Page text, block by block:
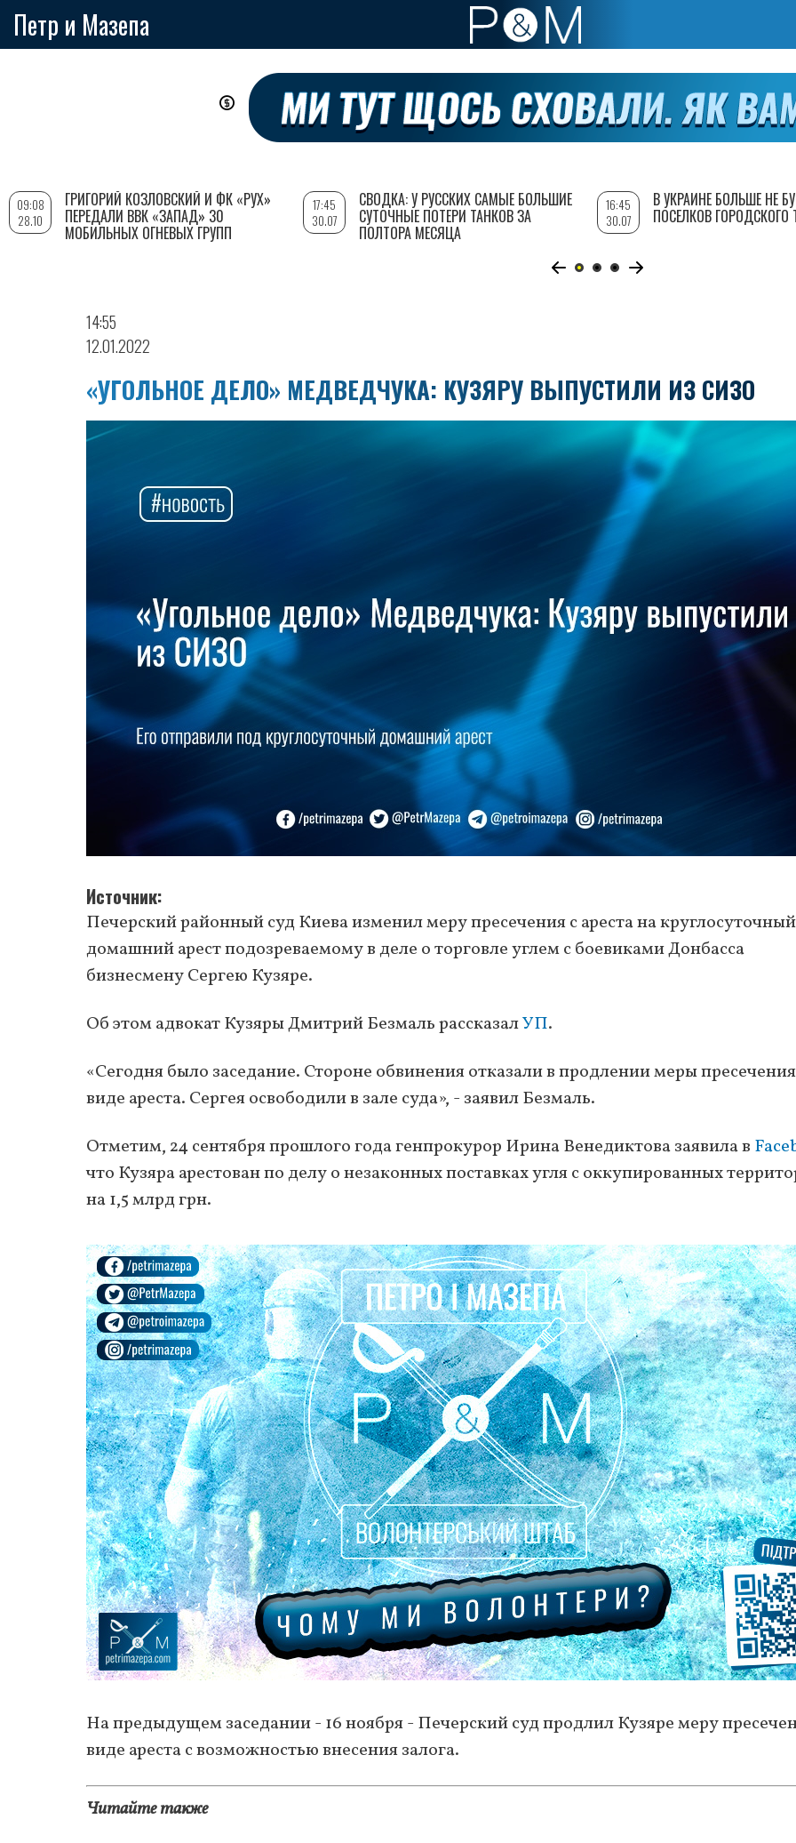
Петр и Мазепа
14:55
12.01.2022
«УГОЛЬНОЕ ДЕЛО» МЕДВЕДЧУКА: КУЗЯРУ ВЫПУСТИЛИ ИЗ СИЗО
Источник
Печерский районный суд Киева изменил меру пресечения с ареста на круглосуточный
домашний арест подозреваемому в деле о торговле углем с боевиками Донбасса
бизнесмену Сергею Кузяре.
Об этом адвокат Кузяры Дмитрий Безмаль рассказалУП.
«Сегодня было заседание. Стороне обвинения отказали в продлении меры
виде ареста. Сергея освободили в зале суда», - заявил Безмаль.
Отметим, 24 сентября прошлого года генпрокурор Ирина Венедиктова заявила в
что Кузяра арестован по делу о незаконных поставках угля с оккупированных
на 1,5 млрд грн.
На предыдущем заседании - 16 ноября - Печерский суд продлил Кузяре меру
виде ареста с возможностью внесения залога.
Читайте также
09:08
28.10
ГРИГОРИЙ КОЗЛОВСКИЙ И ФК «РУХ»
ПЕРЕДАЛИ ВВК «ЗАПАД» 30
МОБИЛЬНЫХ ОГНЕВЫХ ГРУПП
17:45
30.07
СВОДКА: У РУССКИХ САМЫЕ БОЛЬШИЕ
СУТОЧНЫЕ ПОТЕРИ ТАНКОВ ЗА
ПОЛТОРА МЕСЯЦА
16:45
30.07
В УКРАИНЕ БОЛЬШЕ НЕ
ПОСЕЛКОВ ГОРОДСКОГО